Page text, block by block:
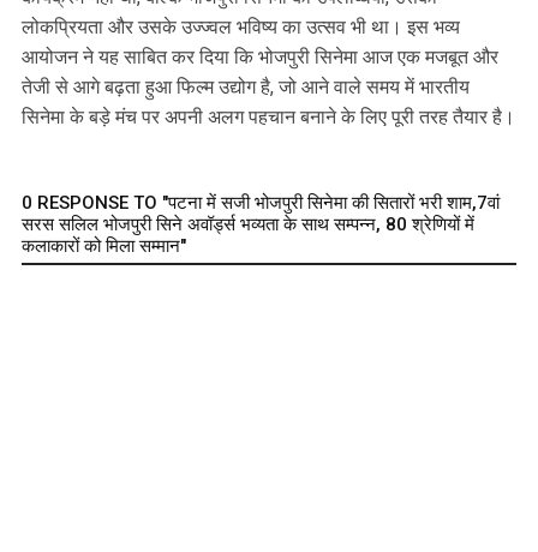
लोकप्रियता और उसके उज्ज्वल भविष्य का उत्सव भी था। इस भव्य
आयोजन ने यह साबित कर दिया कि भोजपुरी सिनेमा आज एक मजबूत और
तेजी से आगे बढ़ता हुआ फिल्म उद्योग है, जो आने वाले समय में भारतीय
सिनेमा के बड़े मंच पर अपनी अलग पहचान बनाने के लिए पूरी तरह तैयार है।
0 RESPONSE TO "पटना में सजी भोजपुरी सिनेमा की सितारों भरी शाम,7वां
सरस सलिल भोजपुरी सिने अवॉर्ड्स भव्यता के साथ सम्पन्न, 80 श्रेणियों में
कलाकारों को मिला सम्मान"